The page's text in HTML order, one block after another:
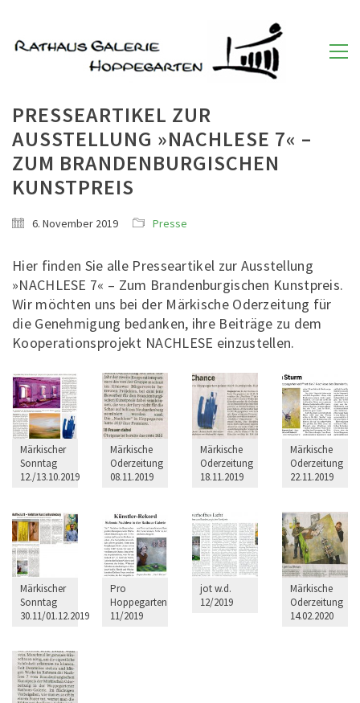
PRESSEARTIKEL ZUR
AUSSTELLUNG »NACHLESE 7« –
ZUM BRANDENBURGISCHEN
KUNSTPREIS
6. November 2019 Presse
Hier finden Sie alle Presseartikel zur Ausstellung
»NACHLESE 7« – Zum Brandenburgischen Kunstpreis.
Wir möchten uns bei der Märkische Oderzeitung für
die Genehmigung bedanken, ihre Beiträge zu dem
Kooperationsprojekt NACHLESE einzustellen.
Märkischer
Sonntag
12./13.10.2019
Märkische
Oderzeitung
08.11.2019
Märkische
Oderzeitung
18.11.2019
Märkische
Oderzeitung
22.11.2019
Märkischer
Sonntag
30.11/01.12.2019
Pro
Hoppegarten
11/2019
jot w.d.
12/2019
Märkische
Oderzeitung
14.02.2020